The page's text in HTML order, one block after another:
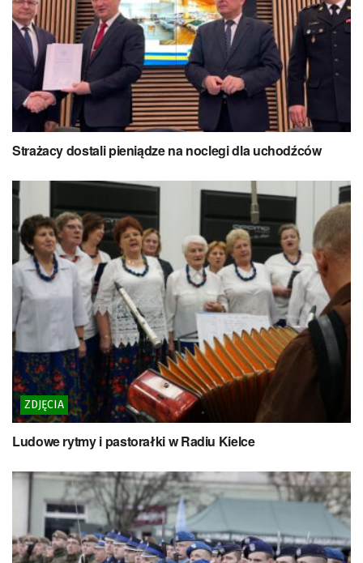
Strażacy dostali pieniądze na noclegi dla uchodźców
ZDJĘCIA
Ludowe rytmy i pastorałki w Radiu Kielce